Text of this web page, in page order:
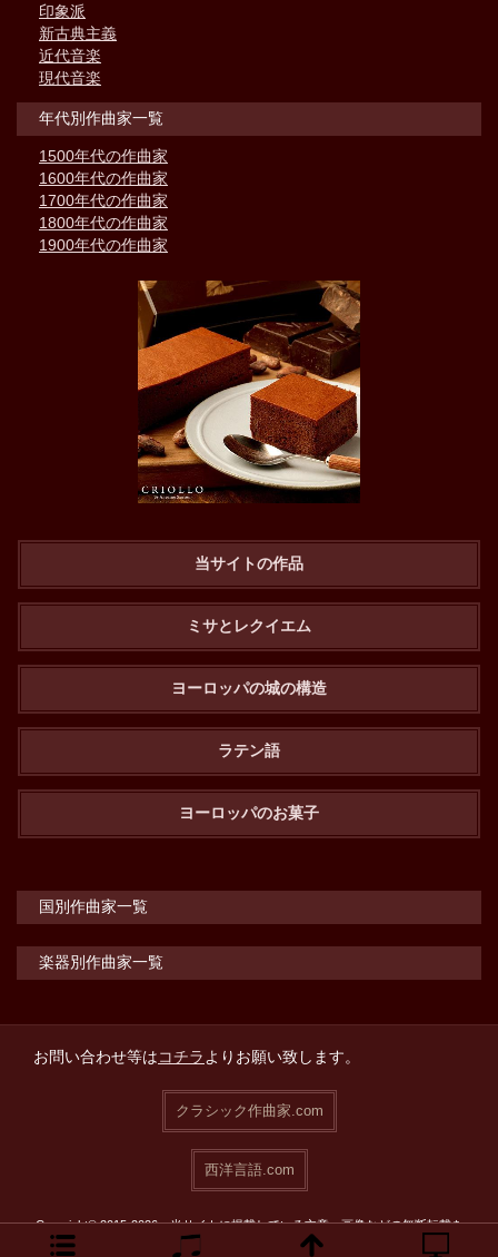
印象派
新古典主義
近代音楽
現代音楽
年代別作曲家一覧
1500年代の作曲家
1600年代の作曲家
1700年代の作曲家
1800年代の作曲家
1900年代の作曲家
当サイトの作品
ミサとレクイエム
ヨーロッパの城の構造
ラテン語
ヨーロッパのお菓子
国別作曲家一覧
楽器別作曲家一覧
お問い合わせ等はコチラよりお願い致します。
クラシック作曲家.com
西洋言語.com
Copyright© 2015-2026 当サイトに掲載している文章・画像などの無断転載を